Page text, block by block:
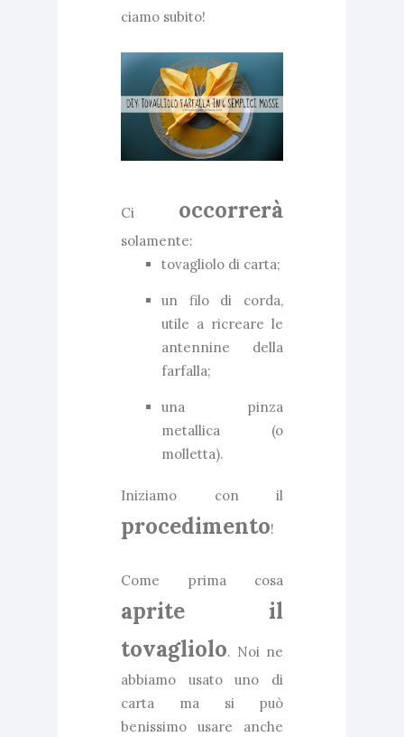
ciamo subito!
Ci occorrerà
solamente:
tovagliolo di carta;
un filo di corda,
utile a ricreare le
antennine della
farfalla;
una pinza
metallica (o
molletta).
Iniziamo con il
procedimento!
Come prima cosa
aprite il
tovagliolo. Noi ne
abbiamo usato uno di
carta ma si può
benissimo usare anche